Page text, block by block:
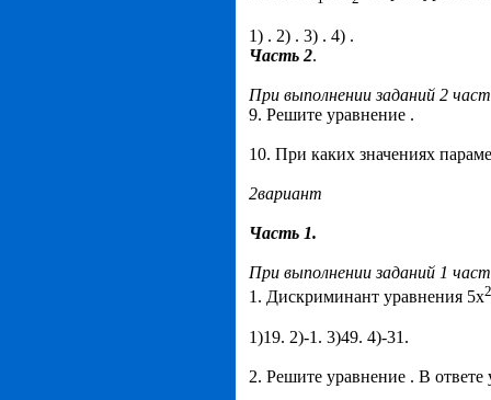
1) . 2) . 3) . 4) .
Часть 2.
При выполнении заданий 2
9. Решите уравнение .
10. При каких значениях
2вариант
Часть 1.
При выполнении заданий 1
1. Дискриминант уравнения 5х
1)19. 2)-1. 3)49. 4)-31.
2. Решите уравнение . В